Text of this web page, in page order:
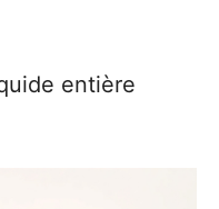
entière